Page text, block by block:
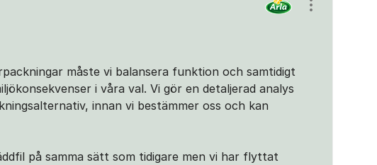
måste vi balansera funktion och samtidigt
i våra val. Vi gör en detaljerad analys
innan vi bestämmer oss och kan
på samma sätt som tidigare men vi har flyttat
Visa/dölj